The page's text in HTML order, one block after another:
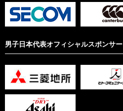
男子日本代表オフィシャルスポンサー